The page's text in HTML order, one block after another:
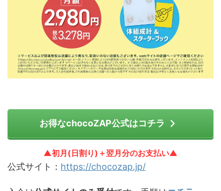
お得なchocoZAP公式はコチラ
▲初月(日割り)＋翌月分のお支払い▲
公式サイト： https://chocozap.jp/